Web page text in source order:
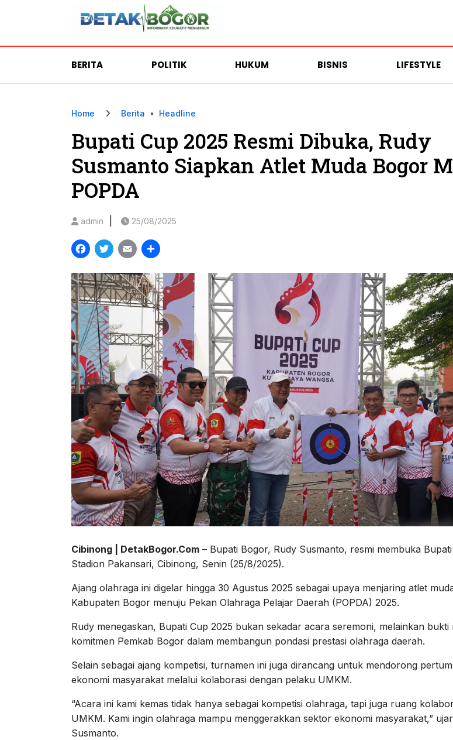
BERITA POLITIK HUKUM BISNIS LIFESTYLE
Home Berita • Headline
Bupati Cup 2025 Resmi Dibuka, Rudy
Susmanto Siapkan Atlet Muda Bogor
POPDA
admin 25/08/2025
Facebook
Twitter
Email
Cibinong | DetakBogor.Com – Bupati Bogor, Rudy Susmanto, resmi membuka
Stadion Pakansari, Cibinong, Senin (25/8/2025).
Ajang olahraga ini digelar hingga 30 Agustus 2025 sebagai upaya menjaring atlet
Kabupaten Bogor menuju Pekan Olahraga Pelajar Daerah (POPDA) 2025.
Rudy menegaskan, Bupati Cup 2025 bukan sekadar acara seremoni, melainkan bukti
komitmen Pemkab Bogor dalam membangun pondasi prestasi olahraga daerah.
Selain sebagai ajang kompetisi, turnamen ini juga dirancang untuk mendorong
ekonomi masyarakat melalui kolaborasi dengan pelaku UMKM.
“Acara ini kami kemas tidak hanya sebagai kompetisi olahraga, tapi juga ruang
UMKM. Kami ingin olahraga mampu menggerakkan sektor ekonomi masyarakat,”
Susmanto.